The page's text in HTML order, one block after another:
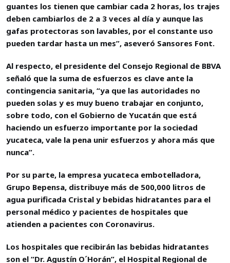
guantes los tienen que cambiar cada 2 horas, los trajes
deben cambiarlos de 2 a 3 veces al día y aunque las
gafas protectoras son lavables, por el constante uso
pueden tardar hasta un mes”, aseveró Sansores Font.
Al respecto, el presidente del Consejo Regional de BBVA
señaló que la suma de esfuerzos es clave ante la
contingencia sanitaria, “ya que las autoridades no
pueden solas y es muy bueno trabajar en conjunto,
sobre todo, con el Gobierno de Yucatán que está
haciendo un esfuerzo importante por la sociedad
yucateca, vale la pena unir esfuerzos y ahora más que
nunca”.
Por su parte, la empresa yucateca embotelladora,
Grupo Bepensa, distribuye más de 500,000 litros de
agua purificada Cristal y bebidas hidratantes para el
personal médico y pacientes de hospitales que
atienden a pacientes con Coronavirus.
Los hospitales que recibirán las bebidas hidratantes
son el “Dr. Agustín O´Horán”, el Hospital Regional de